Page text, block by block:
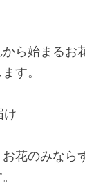
ら始まるお
す。
け
花のみならず